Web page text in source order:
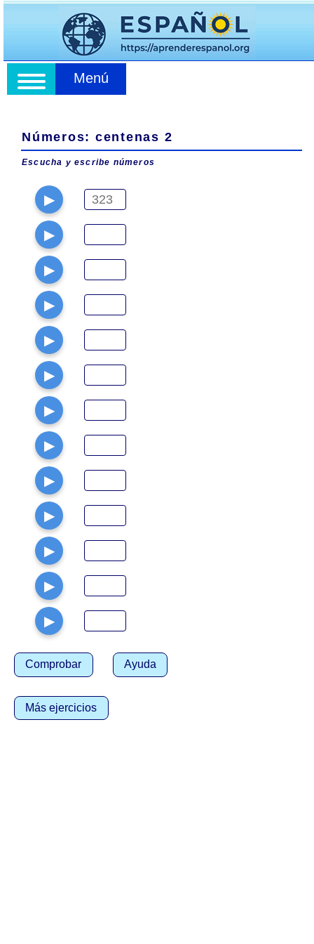
Menú
Números: centenas 2
Escucha y escribe números
▶
▶
▶
▶
▶
▶
▶
▶
▶
▶
▶
▶
▶
Comprobar Ayuda
Más ejercicios